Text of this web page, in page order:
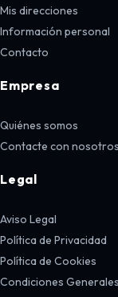
Mis direcciones
Información personal
Contacto
Empresa
Quiénes somos
Contacte con nosotros
Legal
Aviso Legal
Política de Privacidad
Política de Cookies
Condiciones